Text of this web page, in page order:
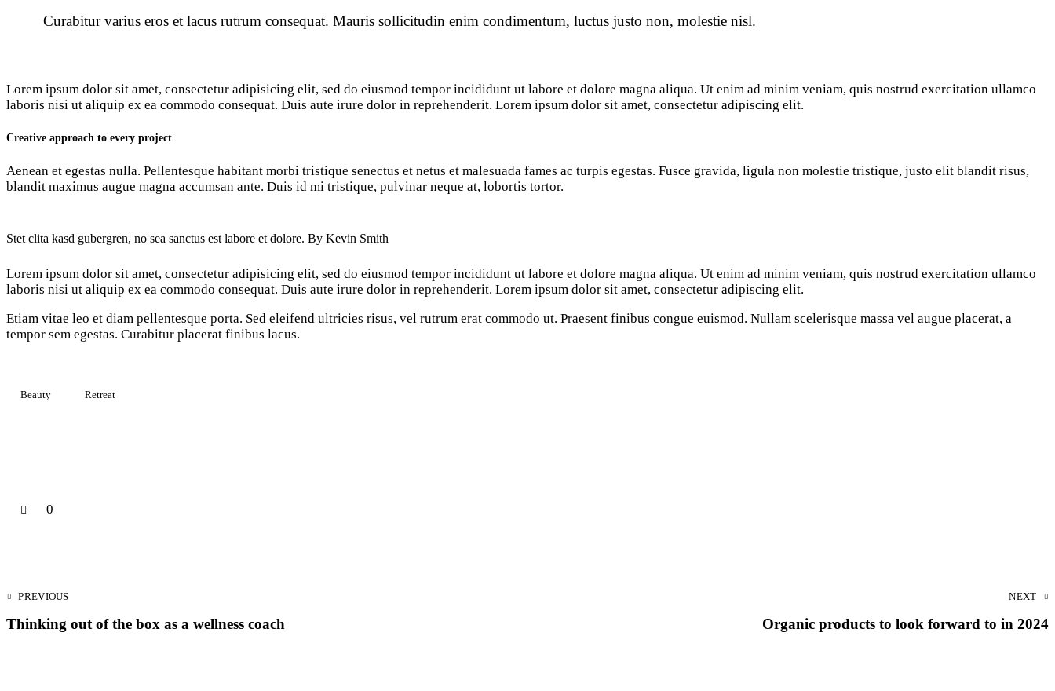
Curabitur varius eros et lacus rutrum consequat. Mauris sollicitudin enim condimentum, luctus justo non, molestie nisl.
Lorem ipsum dolor sit amet, consectetur adipisicing elit, sed do eiusmod tempor incididunt ut labore et dolore magna aliqua. Ut enim ad minim veniam, quis nostrud exercitation ullamco
laboris nisi ut aliquip ex ea commodo consequat. Duis aute irure dolor in reprehenderit. Lorem ipsum dolor sit amet, consectetur adipiscing elit.
Creative approach to every project
Aenean et egestas nulla. Pellentesque habitant morbi tristique senectus et netus et malesuada fames ac turpis egestas. Fusce gravida, ligula non molestie tristique, justo elit blandit risus,
blandit maximus augue magna accumsan ante. Duis id mi tristique, pulvinar neque at, lobortis tortor.
Stet clita kasd gubergren, no sea sanctus est labore et dolore. By Kevin Smith
Lorem ipsum dolor sit amet, consectetur adipisicing elit, sed do eiusmod tempor incididunt ut labore et dolore magna aliqua. Ut enim ad minim veniam, quis nostrud exercitation ullamco
laboris nisi ut aliquip ex ea commodo consequat. Duis aute irure dolor in reprehenderit. Lorem ipsum dolor sit amet, consectetur adipiscing elit.
Etiam vitae leo et diam pellentesque porta. Sed eleifend ultricies risus, vel rutrum erat commodo ut. Praesent finibus congue euismod. Nullam scelerisque massa vel augue placerat, a
tempor sem egestas. Curabitur placerat finibus lacus.
Beauty Retreat
0
PREVIOUS
Thinking out of the box as a wellness coach
NEXT
Organic products to look forward to in 2024